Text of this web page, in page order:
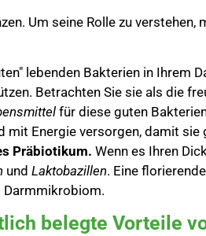
Um seine Rolle zu
lebenden Bakterien in Ihrem
Betrachten Sie sie als die
für diese guten
mit Energie versorgen, damit sie
Präbiotikum. Wenn es Ihren
undLaktobazillen. Eine
Darmmikrobiom.
belegte Vorteile